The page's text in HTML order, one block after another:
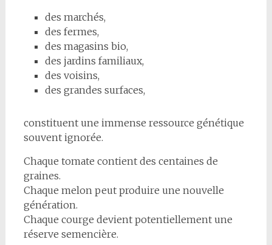
des marchés,
des fermes,
des magasins bio,
des jardins familiaux,
des voisins,
des grandes surfaces,
constituent une immense ressource génétique
souvent ignorée.
Chaque tomate contient des centaines de
graines.
Chaque melon peut produire une nouvelle
génération.
Chaque courge devient potentiellement une
réserve semencière.